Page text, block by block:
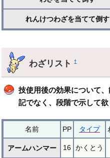
れんけつわざを当てて倒す
わざリスト†
技使用後の効果について
記でなく、段階で示して欲
名前 PP タイプ
アームハンマー 16 かくとう